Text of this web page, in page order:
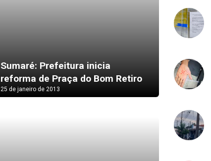
Sumaré: Prefeitura inicia
reforma de Praça do Bom Retiro
25 de janeiro de 2013